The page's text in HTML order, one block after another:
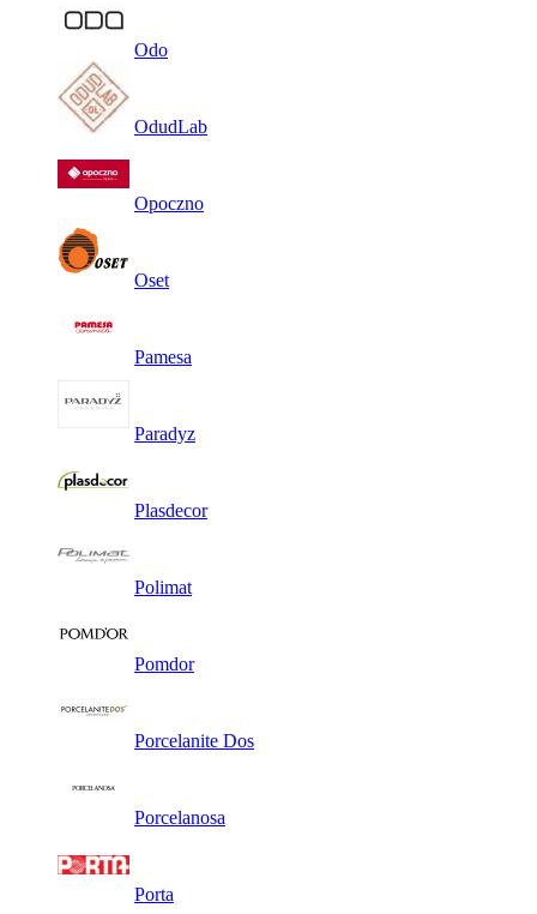
Odo
OdudLab
Opoczno
Oset
Pamesa
Paradyz
Plasdecor
Polimat
Pomdor
Porcelanite Dos
Porcelanosa
Porta